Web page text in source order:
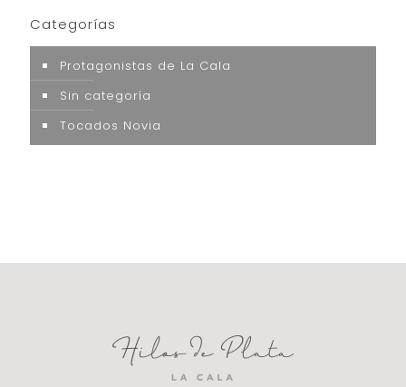
Categorías
Protagonistas de La Cala
Sin categoría
Tocados Novia